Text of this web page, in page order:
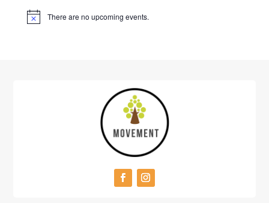
There are no upcoming events.